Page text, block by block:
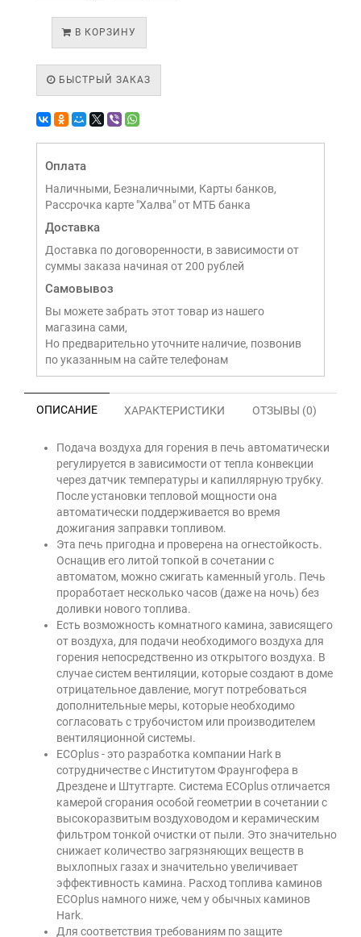
В КОРЗИНУ
БЫСТРЫЙ ЗАКАЗ
Оплата
Наличными, Безналичными, Карты банков,
Рассрочка карте "Халва" от МТБ банка
Доставка
Доставка по договоренности, в зависимости от
суммы заказа начиная от 200 рублей
Самовывоз
Вы можете забрать этот товар из нашего
магазина сами,
Но предварительно уточните наличие, позвонив
по указанным на сайте телефонам
ОПИСАНИЕ ХАРАКТЕРИСТИКИ ОТЗЫВЫ (0)
Подача воздуха для горения в печь автоматически
регулируется в зависимости от тепла конвекции
через датчик температуры и капиллярную трубку.
После установки тепловой мощности она
автоматически поддерживается во время
дожигания заправки топливом.
Эта печь пригодна и проверена на огнестойкость.
Оснащив его литой топкой в ​​сочетании с
автоматом, можно сжигать каменный уголь. Печь
проработает несколько часов (даже на ночь) без
доливки нового топлива.
Есть возможность комнатного камина, зависящего
от воздуха, для подачи необходимого воздуха для
горения непосредственно из открытого воздуха. В
случае систем вентиляции, которые создают в доме
отрицательное давление, могут потребоваться
дополнительные меры, которые необходимо
согласовать с трубочистом или производителем
вентиляционной системы.
ECOplus - это разработка компании Hark в
сотрудничестве с Институтом Фраунгофера в
Дрездене и Штутгарте. Система ECOplus отличается
камерой сгорания особой геометрии в сочетании с
высокоразвитым воздуховодом и керамическим
фильтром тонкой очистки от пыли. Это значительно
снижает количество загрязняющих веществ в
выхлопных газах и значительно увеличивает
эффективность камина. Расход топлива каминов
ECOplus намного ниже, чем у обычных каминов
Hark.
Для соответствия требованиям по защите